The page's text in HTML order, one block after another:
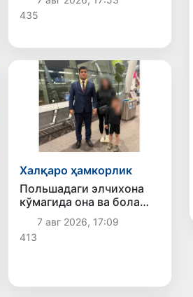
рейтингни BB
даражасига оширди
435
Халқаро ҳамкорлик
Польшадаги элчихона
кўмагида она ва бола
Ватанга қайтарилди
7 авг 2026, 17:09
413